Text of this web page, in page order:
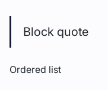
Block quote
Ordered list